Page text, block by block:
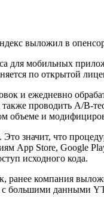
для мобильных
по открытой
и ежедневно
проводить A/
объеме и
значит, что
App Store, Google
исходного кода.
ранее компания
большими данными